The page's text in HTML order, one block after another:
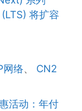
将扩容
网络、 CN2
活动：年付